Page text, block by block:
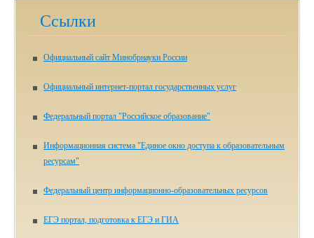
Ссылки
Официальный сайт Минобрнауки России
Официальный интернет-портал государственных услуг
Федеральный портал "Российское образование"
Информационная система "Единое окно доступа к образовательным
ресурсам"
Федеральный центр информационно-образовательных ресурсов
ЕГЭ портал, подготовка к ЕГЭ и ГИА